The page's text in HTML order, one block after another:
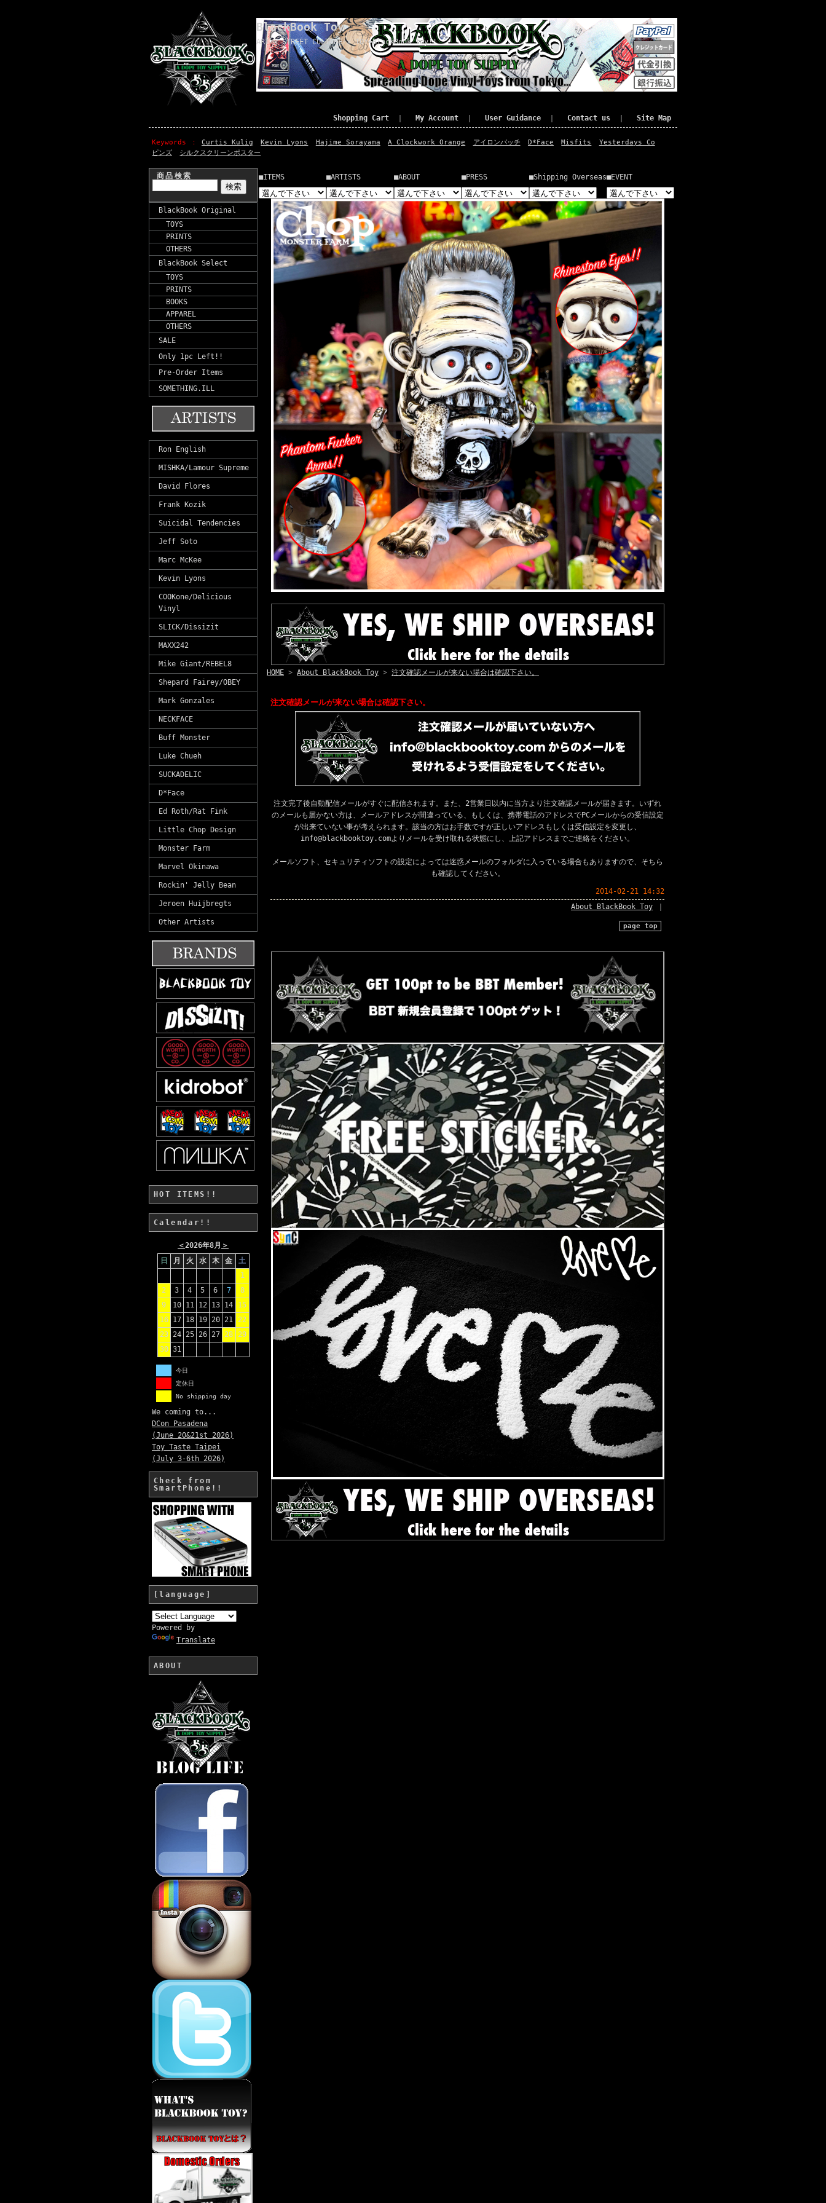
BlackBook Toy
ART x STREET CULTURE x TOY=BlackBook Toy!!
Shopping Cart My Account User Guidance Contact us Site Map
Keywords Curtis Kulig Kevin Lyons Hajime Sorayama A Clockwork Orange アイロンパッチ D*Face Misfits
Yesterdays Co
ピンズ
シルクスクリーンポスター
商品検索
BlackBook Original
TOYS
PRINTS
OTHERS
BlackBook Select
TOYS
PRINTS
BOOKS
APPAREL
OTHERS
SALE
Only 1pc Left!!
Pre-Order Items
SOMETHING.ILL
Ron English
MISHKA/Lamour Supreme
David Flores
Frank Kozik
Suicidal Tendencies
Jeff Soto
Marc McKee
Kevin Lyons
COOKone/Delicious
Vinyl
SLICK/Dissizit
MAXX242
Mike Giant/REBEL8
Shepard Fairey/OBEY
Mark Gonzales
NECKFACE
Buff Monster
Luke Chueh
SUCKADELIC
D*Face
Ed Roth/Rat Fink
Little Chop Design
Monster Farm
Marvel Okinawa
Rockin' Jelly Bean
Jeroen Huijbregts
Other Artists
HOT ITEMS!!
Calendar!!
＜2026年8月 ＞
日
月 火 水 木 金
土
1
2
3 4 5 6 7
8
9
10 11 12 13 14
15
16
17 18 19 20 21 22
23 24 25 26 27 28 29
30 31
今日
定休日
No shipping day
We coming to...
DCon Pasadena
(June 20&21st 2026)
Toy Taste Taipei
(July 3-6th 2026)
Check from
SmartPhone!!
[language]
Powered by
Translate
ABOUT
■ITEMS ■ARTISTS ■ABOUT ■PRESS ■Shipping Overseas■EVENT
HOME > About BlackBook Toy > 注文確認メールが来ない場合は確認下さい。
注文確認メールが来ない場合は確認下さい。
注文完了後自動配信メールがすぐに配信されます。また、2営業日以内に当方より注文確認メールが届きます。いずれ
のメールも届かない方は、メールアドレスが間違っている、もしくは、携帯電話のアドレスでPCメールからの受信設定
が出来ていない事が考えられます。該当の方はお手数ですが正しいアドレスもしくは受信設定を変更し、
info@blackbooktoy.comよりメールを受け取れる状態にし、上記アドレスまでご連絡をください。
メールソフト、セキュリティソフトの設定によっては迷惑メールのフォルダに入っている場合もありますので、そちら
も確認してください。
2014-02-21 14:32
About BlackBook Toy
page top